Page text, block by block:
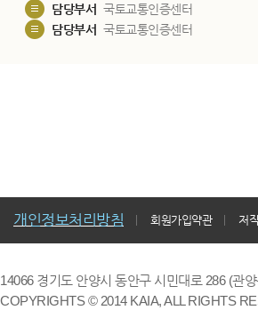
담당부서 국토교통인증센터
담당부서 국토교통인증센터
개인정보처리방침 회원가입약관 저
14066 경기도 안양시 동안구 시민대로 286 (관
COPYRIGHTS © 2014 KAIA, ALL RIGHTS